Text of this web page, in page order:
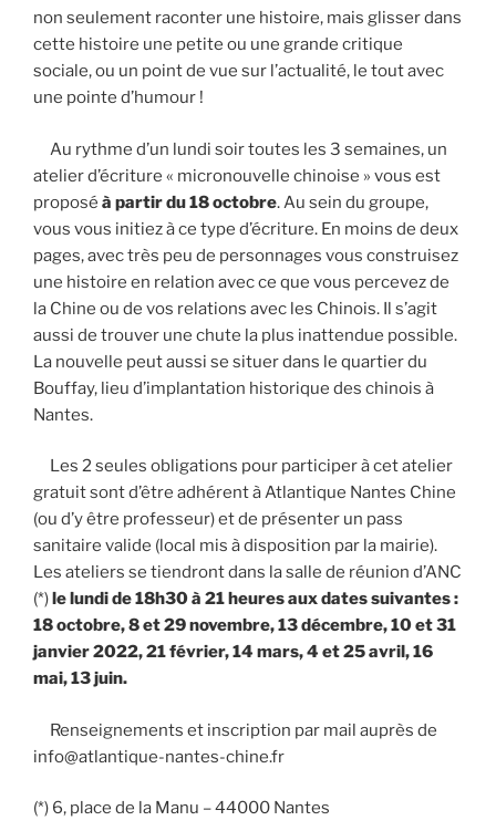
non seulement raconter une histoire, mais glisser dans
cette histoire une petite ou une grande critique
sociale, ou un point de vue sur l’actualité, le tout avec
une pointe d’humour !
Au rythme d’un lundi soir toutes les 3 semaines, un
atelier d’écriture « micronouvelle chinoise » vous est
proposé à partir du 18 octobre. Au sein du groupe,
vous vous initiez à ce type d’écriture. En moins de deux
pages, avec très peu de personnages vous construisez
une histoire en relation avec ce que vous percevez de
la Chine ou de vos relations avec les Chinois. Il s’agit
aussi de trouver une chute la plus inattendue possible.
La nouvelle peut aussi se situer dans le quartier du
Bouffay, lieu d’implantation historique des chinois à
Nantes.
Les 2 seules obligations pour participer à cet atelier
gratuit sont d’être adhérent à Atlantique Nantes Chine
(ou d’y être professeur) et de présenter un pass
sanitaire valide (local mis à disposition par la mairie).
Les ateliers se tiendront dans la salle de réunion d’ANC
(*)le lundi de 18h30 à 21 heures aux dates suivantes :
18 octobre, 8 et 29 novembre, 13 décembre, 10 et 31
janvier 2022, 21 février, 14 mars, 4 et 25 avril, 16
mai, 13 juin.
Renseignements et inscription par mail auprès de
info@atlantique-nantes-chine.fr
(*) 6, place de la Manu – 44000 Nantes